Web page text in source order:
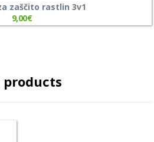
zaščito rastlin 3v1
9,00€
products